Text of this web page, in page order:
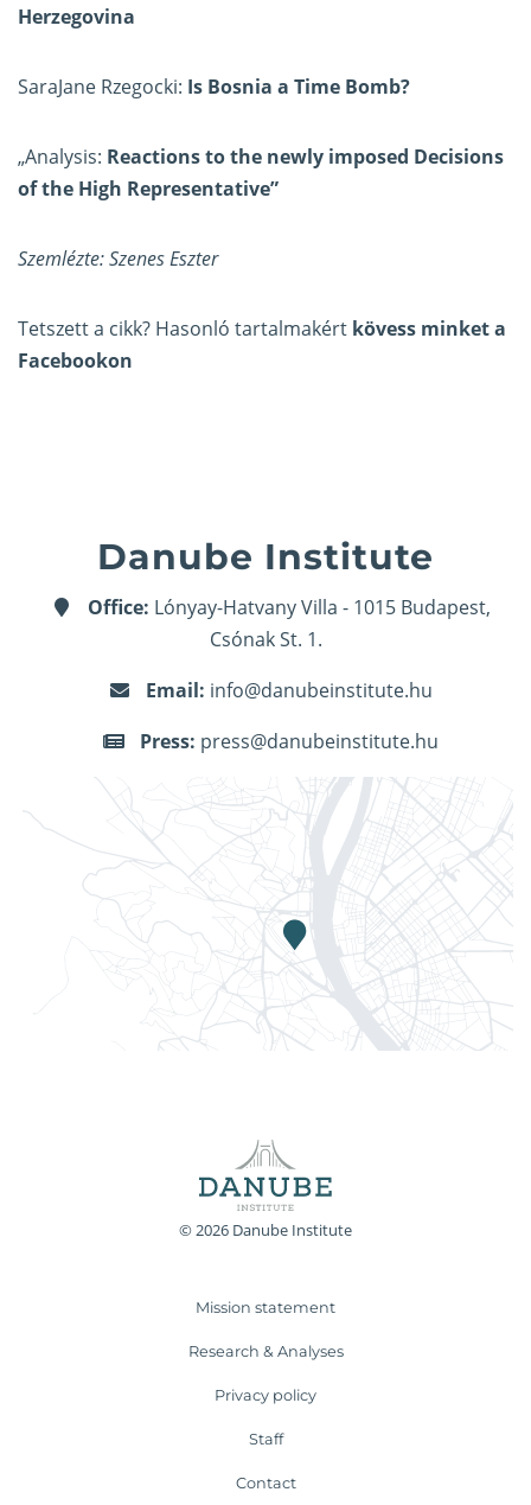
Herzegovina
SaraJane Rzegocki: Is Bosnia a Time Bomb?
„Analysis: Reactions to the newly imposed Decisions
of the High Representative”
Szemlézte: Szenes Eszter
Tetszett a cikk? Hasonló tartalmakért kövess minket a
Facebookon
Danube Institute
Office: Lónyay-Hatvany Villa - 1015 Budapest,
Csónak St. 1.
Email: info@danubeinstitute.hu
Press: press@danubeinstitute.hu
© 2026 Danube Institute
Mission statement
Research & Analyses
Privacy policy
Staff
Contact